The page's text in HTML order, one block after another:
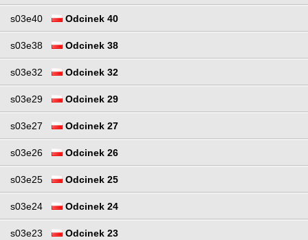
s03e40 Odcinek 40
s03e38 Odcinek 38
s03e32 Odcinek 32
s03e29 Odcinek 29
s03e27 Odcinek 27
s03e26 Odcinek 26
s03e25 Odcinek 25
s03e24 Odcinek 24
s03e23 Odcinek 23